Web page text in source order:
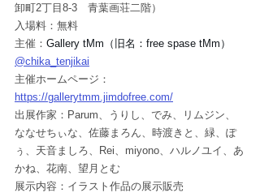
卸町2丁目8-3　青葉画荘二階）
入場料：無料
主催： Gallery tMm（旧名： free spase tMm ）
@chika_tenjikai
主催ホームページ：
https://gallerytmm.jimdofree.com/
出展作家：Parum、うりし、でみ、リムジン、
ななせちぃな、佐藤まろん、時渡きと、緑、ぽ
ぅ、天音ましろ、Rei、miyono、ハルノユイ、あ
かね、花南、望月とむ
展示内容：イラスト作品の展示販売